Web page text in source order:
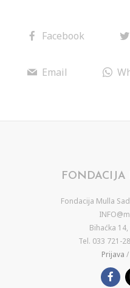
Facebook
Email
Fondacija Mulla
Bihaćka
Tel. 033 721-
Prijava /